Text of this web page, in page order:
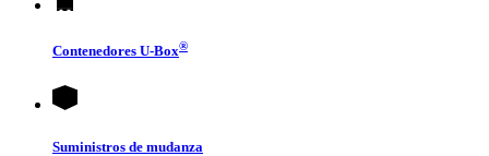
Contenedores U-Box®
Suministros de mudanza